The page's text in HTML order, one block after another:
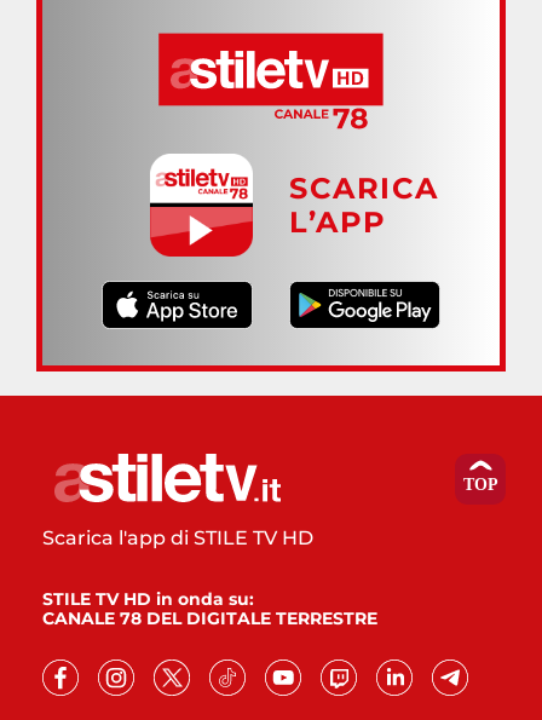
SCARICA
L’APP
Scarica l'app di STILE TV HD
STILE TV HD in onda su:
CANALE 78 DEL DIGITALE TERRESTRE